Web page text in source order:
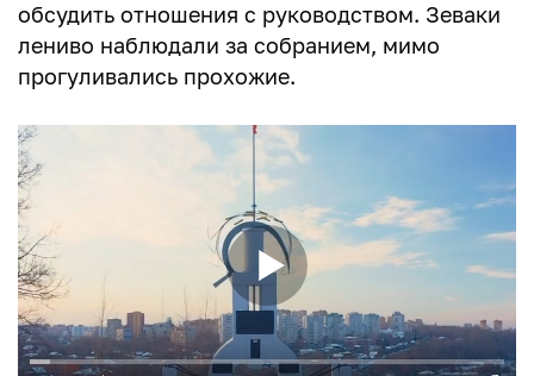
обсудить отношения с руководством. Зеваки
лениво наблюдали за собранием, мимо
прогуливались прохожие.